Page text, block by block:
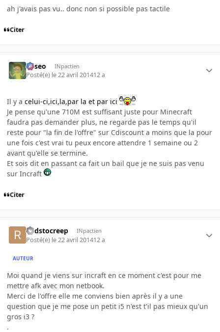
ah j'avais pas vu.. donc non si possible pas tactile
Citer
Asseo INpactien
Posté(e) le 22 avril 201412 a
Il y a celui-ci,ici,la,par la et par ici
Je pense qu'une 710M est suffisant juste pour Minecraft
faudra pas demander plus, ne regarde pas le temps qu'il
reste pour "la fin de l'offre" sur Cdiscount a moins que la pour
une fois c'est vrai tu peux encore attendre 1 semaine ou 2
avant qu'elle se termine.
Et sois dit en passant ca fait un bail que je ne suis pas venu
sur Incraft
Citer
Redstocreep INpactien
Posté(e) le 22 avril 201412 a
AUTEUR
Moi quand je viens sur incraft en ce moment c'est pour me
mettre afk avec mon netbook.
Merci de l'offre elle me conviens bien après il y a une
question que je me pose un petit i5 n'est t'il pas mieux qu'un
gros i3 ?
.